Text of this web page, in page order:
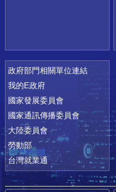
政府部門相關單位連結
我的E政府
國家發展委員會
國家通訊傳播委員會
大陸委員會
勞動部
台灣就業通